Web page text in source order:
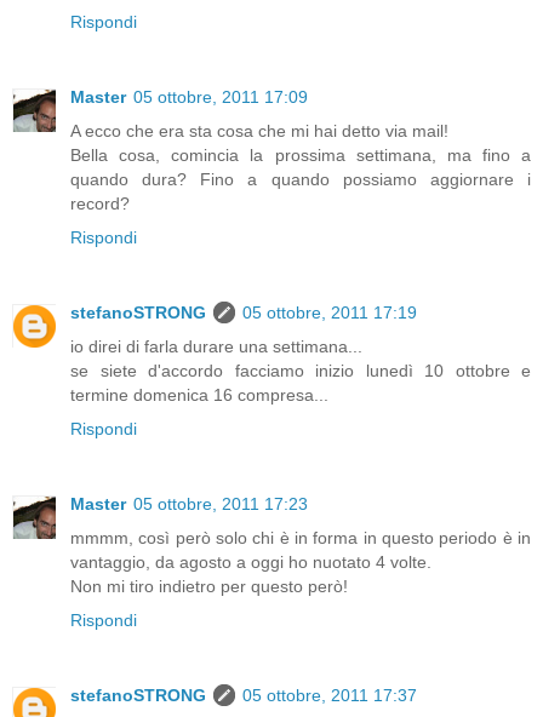
Rispondi
Master 05 ottobre, 2011 17:09
A ecco che era sta cosa che mi hai detto via mail!
Bella cosa, comincia la prossima settimana, ma fino a
quando dura? Fino a quando possiamo aggiornare i
record?
Rispondi
stefanoSTRONG
05 ottobre, 2011 17:19
io direi di farla durare una settimana...
se siete d'accordo facciamo inizio lunedì 10 ottobre e
termine domenica 16 compresa...
Rispondi
Master 05 ottobre, 2011 17:23
mmmm, così però solo chi è in forma in questo periodo è in
vantaggio, da agosto a oggi ho nuotato 4 volte.
Non mi tiro indietro per questo però!
Rispondi
stefanoSTRONG
05 ottobre, 2011 17:37